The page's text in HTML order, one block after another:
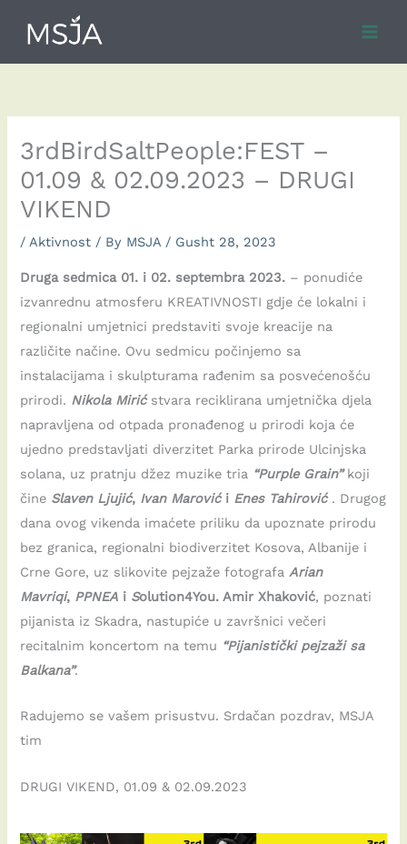
content
3rdBirdSaltPeople:FEST –
01.09 & 02.09.2023 – DRUGI
VIKEND
/Aktivnost / By MSJA / Gusht 28, 2023
Druga sedmica 01. i 02. septembra 2023. – ponudiće
izvanrednu atmosferu KREATIVNOSTI gdje će lokalni i
regionalni umjetnici predstaviti svoje kreacije na
različite načine. Ovu sedmicu počinjemo sa
instalacijama i skulpturama rađenim sa posvećenošću
prirodi. Nikola Mirićstvara reciklirana umjetnička djela
napravljena od otpada pronađenog u prirodi koja će
ujedno predstavljati diverzitet Parka prirode Ulcinjska
solana, uz pratnju džez muzike tria “Purple Grain”koji
čine Slaven Ljujić, Ivan Marovići Enes Tahirović. Drugog
dana ovog vikenda imaćete priliku da upoznate prirodu
bez granica, regionalni biodiverzitet Kosova, Albanije i
Crne Gore, uz slikovite pejzaže fotografaArian
Mavriqi, PPNEA i Solution4You. Amir Xhaković, poznati
pijanista iz Skadra, nastupiće u završnici večeri
recitalnim koncertom na temu “Pijanistički pejzaži sa
Balkana”.
Radujemo se vašem prisustvu. Srdačan pozdrav, MSJA
tim
DRUGI VIKEND, 01.09 & 02.09.2023